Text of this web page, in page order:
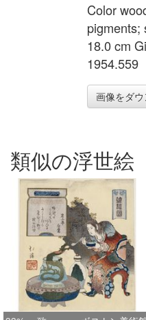
Color
pigments;
18.0 cm
1954.559
画像をダ
類似の浮世絵